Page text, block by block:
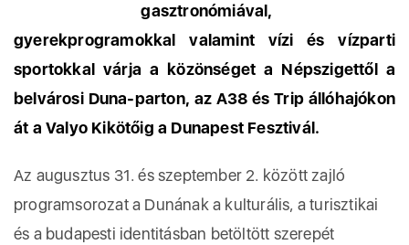
gasztronómiával,
gyerekprogramokkal valamint vízi és vízparti
sportokkal várja a közönséget a Népszigettől a
belvárosi Duna-parton, az A38 és Trip állóhajókon
át a Valyo Kikötőig a Dunapest Fesztivál.
Az augusztus 31. és szeptember 2. között zajló
programsorozat a Dunának a kulturális, a turisztikai
és a budapesti identitásban betöltött szerepét